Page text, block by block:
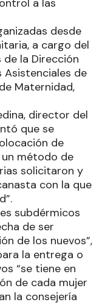
a las
desde
a cargo del
la Dirección
de
Maternidad,
director del
que se
de
método de
solicitaron y
con la que
subdérmicos
de ser
de los nuevos”,
la entrega o
“se tiene en
de cada mujer
la consejería